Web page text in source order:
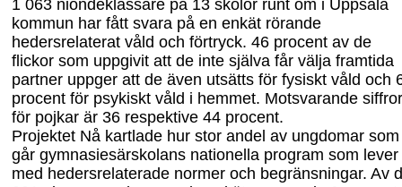
1 063 niondeklassare på 13 skolor runt om i Uppsala
kommun har fått svara på en enkät rörande
hedersrelaterat våld och förtryck. 46 procent av de
flickor som uppgivit att de inte själva får välja framtida
partner uppger att de även utsätts för fysiskt våld och
procent för psykiskt våld i hemmet. Motsvarande siffror
för pojkar är 36 respektive 44 procent.
Projektet Nå kartlade hur stor andel av ungdomar som
går gymnasiesärskolans nationella program som lever
med hedersrelaterade normer och begränsningar. Av